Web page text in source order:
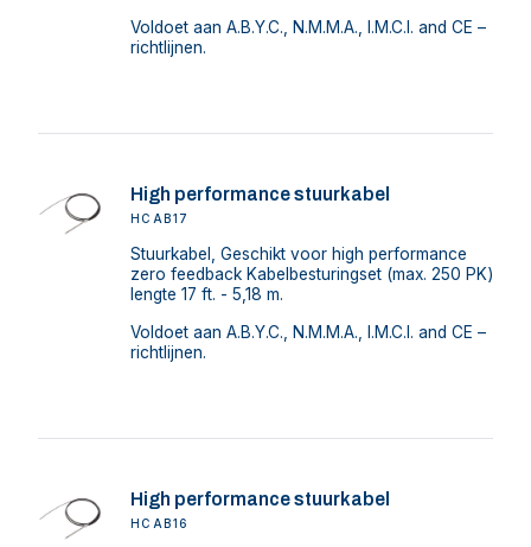
Voldoet aan A.B.Y.C., N.M.M.A., I.M.C.I. and CE –
richtlijnen.
High performance stuurkabel
HCAB17
Stuurkabel, Geschikt voor high performance
zero feedback Kabelbesturingset (max. 250 PK)
lengte 17 ft. - 5,18 m.
Voldoet aan A.B.Y.C., N.M.M.A., I.M.C.I. and CE –
richtlijnen.
High performance stuurkabel
HCAB16